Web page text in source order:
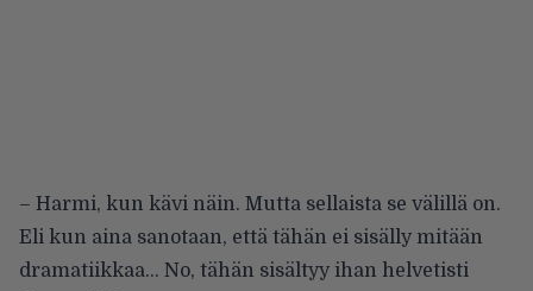
– Harmi, kun kävi näin. Mutta sellaista se välillä on.
Eli kun aina sanotaan, että tähän ei sisälly mitään
dramatiikkaa… No, tähän sisältyy ihan helvetisti